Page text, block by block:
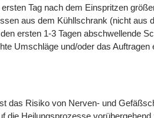
Tag nach dem Einspritzen
aus dem Kühllschrank (nicht aus
ersten 1-3 Tagen abschwellende
Umschläge und/oder das Auftragen
das Risiko von Nerven- und
die Heilungsprozesse vorübergehend